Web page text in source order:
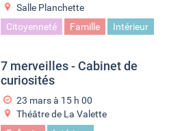
Salle Planchette
Citoyenneté
Famille Intérieur
7 merveilles - Cabinet de
curiosités
23 mars à 15 h 00
Théâtre de La Valette